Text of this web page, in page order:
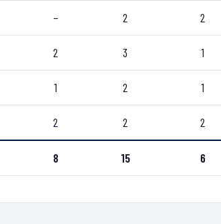
– 2 2
2 3 1
1 2 1
2 2 2
8 15 6